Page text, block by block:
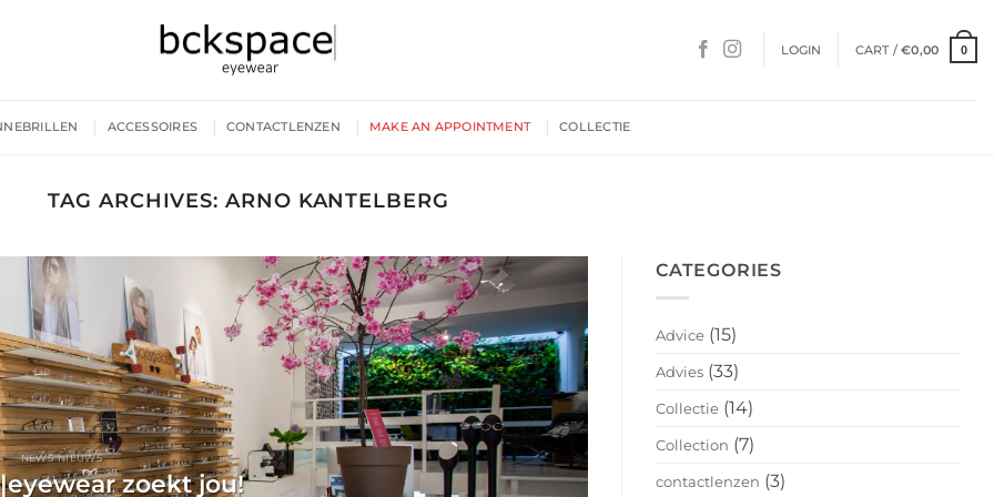
LOGIN CART /€0,00 0
ACCESSOIRES CONTACTLENZEN MAKE AN APPOINTMENT COLLECTIE
TAG ARCHIVES:ARNO KANTELBERG
NEWS NIEUWS
zoekt jou!
CATEGORIES
Advice (15)
Advies (33)
Collectie (14)
Collection (7)
contactlenzen (3)